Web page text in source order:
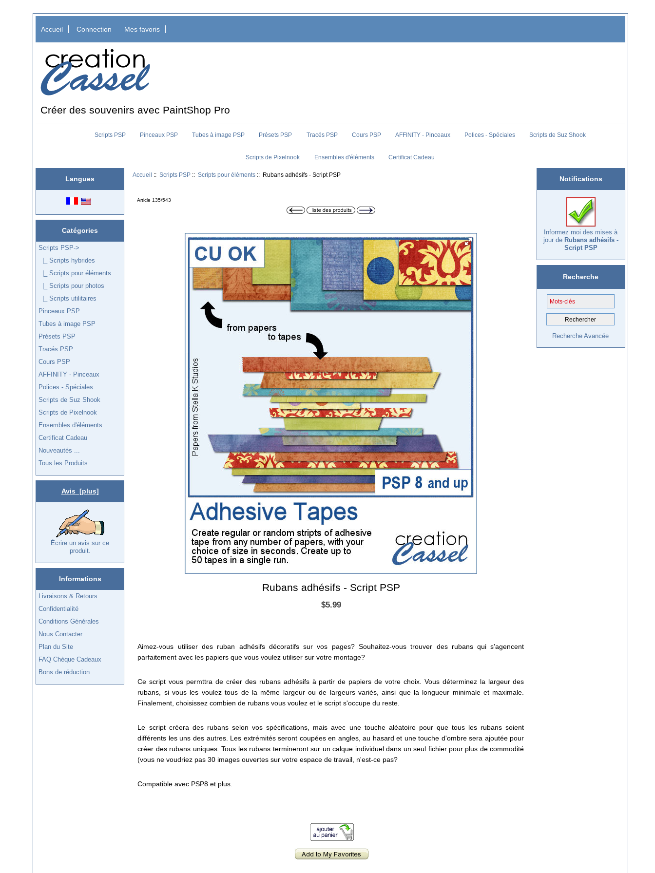
Accueil Connection Mes favoris
Créer des souvenirs avec PaintShop Pro
Scripts PSP Pinceaux PSP Tubes à image PSP Présets PSP Tracés PSP Cours PSP AFFINITY - Pinceaux Polices - Spéciales Scripts de Suz Shook
Scripts de Pixelnook Ensembles d'éléments Certificat Cadeau
Langues
Catégories
Scripts PSP->
|_ Scripts hybrides
|_ Scripts pour éléments
|_ Scripts pour photos
|_ Scripts utilitaires
Pinceaux PSP
Tubes à image PSP
Présets PSP
Tracés PSP
Cours PSP
AFFINITY - Pinceaux
Polices - Spéciales
Scripts de Suz Shook
Scripts de Pixelnook
Ensembles d'éléments
Certificat Cadeau
Nouveautés ...
Tous les Produits ...
Avis [plus]
Écrire un avis sur ce
produit.
Informations
Livraisons & Retours
Confidentialité
Conditions Générales
Nous Contacter
Plan du Site
FAQ Chèque Cadeaux
Bons de réduction
Accueil :: Scripts PSP :: Scripts pour éléments :: Rubans adhésifs - Script PSP
Article 135/543
Rubans adhésifs - Script PSP
$5.99
Aimez-vous utiliser des ruban adhésifs décoratifs sur vos pages? Souhaitez-vous trouver des rubans qui s'agencent
parfaitement avec les papiers que vous voulez utiliser sur votre montage?
Ce script vous permttra de créer des rubans adhésifs à partir de papiers de votre choix. Vous déterminez la largeur des
rubans, si vous les voulez tous de la même largeur ou de largeurs variés, ainsi que la longueur minimale et maximale.
Finalement, choisissez combien de rubans vous voulez et le script s'occupe du reste.
Le script créera des rubans selon vos spécifications, mais avec une touche aléatoire pour que tous les rubans soient
différents les uns des autres. Les extrémités seront coupées en angles, au hasard et une touche d'ombre sera ajoutée pour
créer des rubans uniques. Tous les rubans termineront sur un calque individuel dans un seul fichier pour plus de commodité
(vous ne voudriez pas 30 images ouvertes sur votre espace de travail, n'est-ce pas?
Compatible avec PSP8 et plus.
Notifications
Informez moi des mises à
jour de Rubans adhésifs -
Script PSP
Recherche
Recherche Avancée